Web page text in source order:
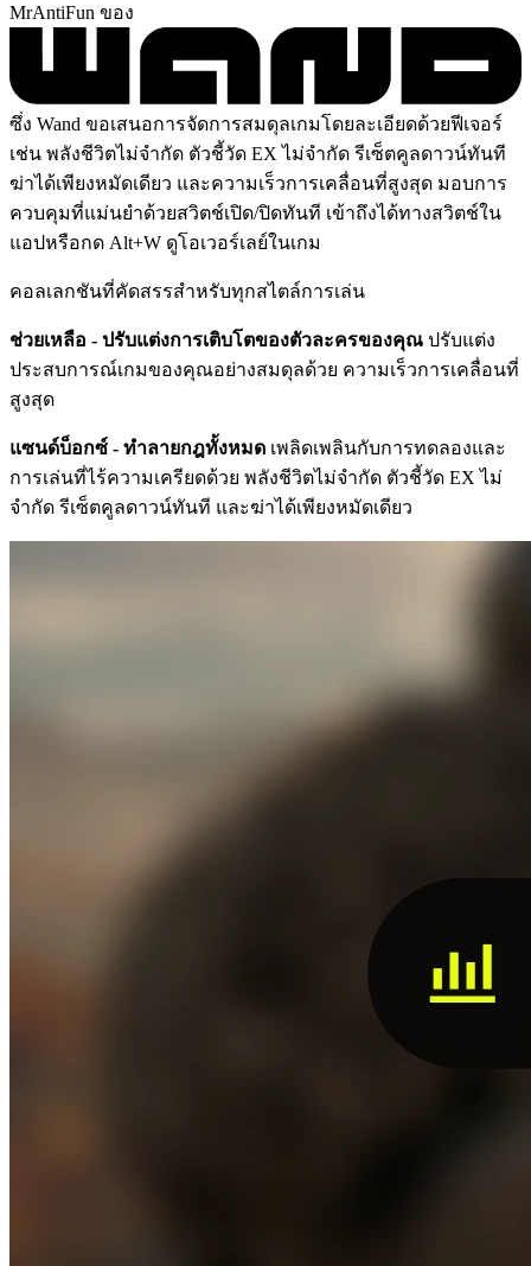
MrAntiFun ของ
ซึ่ง Wand ขอเสนอการจัดการสมดุลเกมโดยละเอียดด้วยฟีเจอร์
เช่น พลังชีวิตไม่จำกัด ตัวชี้วัด EX ไม่จำกัด รีเซ็ตคูลดาวน์ทันที
ฆ่าได้เพียงหมัดเดียว และความเร็วการเคลื่อนที่สูงสุด มอบการ
ควบคุมที่แม่นยำด้วยสวิตช์เปิด/ปิดทันที เข้าถึงได้ทางสวิตช์ใน
แอปหรือกด Alt+W ดูโอเวอร์เลย์ในเกม
คอลเลกชันที่คัดสรรสำหรับทุกสไตล์การเล่น
ช่วยเหลือ - ปรับแต่งการเติบโตของตัวละครของคุณ ปรับแต่ง
ประสบการณ์เกมของคุณอย่างสมดุลด้วย ความเร็วการเคลื่อนที่
สูงสุด
แซนด์บ็อกซ์ - ทำลายกฎทั้งหมด เพลิดเพลินกับการทดลองและ
การเล่นที่ไร้ความเครียดด้วย พลังชีวิตไม่จำกัด ตัวชี้วัด EX ไม่
จำกัด รีเซ็ตคูลดาวน์ทันที และฆ่าได้เพียงหมัดเดียว